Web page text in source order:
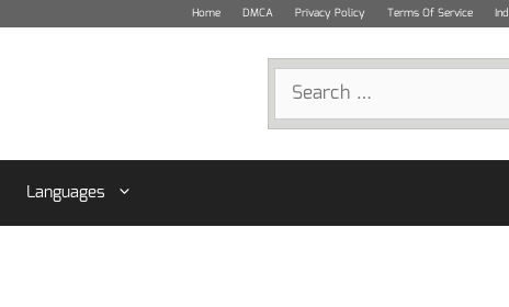
Home DMCA Privacy Policy Terms Of Service
Search
for:
Languages